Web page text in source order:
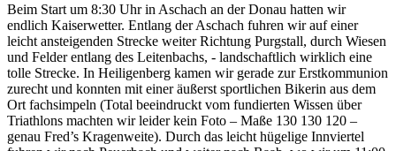
Beim Start um 8:30 Uhr in Aschach an der Donau hatten wir
endlich Kaiserwetter. Entlang der Aschach fuhren wir auf einer
leicht ansteigenden Strecke weiter Richtung Purgstall, durch Wiesen
und Felder entlang des Leitenbachs, ‐ landschaftlich wirklich eine
tolle Strecke. In Heiligenberg kamen wir gerade zur Erstkommunion
zurecht und konnten mit einer äußerst sportlichen Bikerin aus dem
Ort fachsimpeln (Total beeindruckt vom fundierten Wissen über
Triathlons machten wir leider kein Foto – Maße 130 130 120 –
genau Fred’s Kragenweite). Durch das leicht hügelige Innviertel